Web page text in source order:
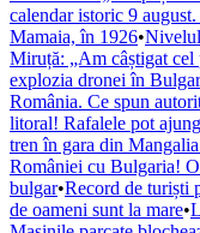
calendar istoric 9
Mamaia, în 1926•
Miruță: „Am câștigat cel
explozia dronei în
România. Ce spun
litoral! Rafalele pot
tren în gara din
României cu Bulgaria!
bulgar•Record de turiști
de oameni sunt la mare•